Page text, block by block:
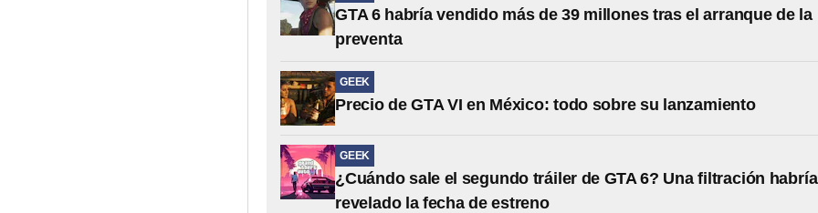
GTA 6 habría vendido más de 39 millones tras el arranque de la
preventa
GEEK
Precio de GTA VI en México: todo sobre su lanzamiento
GEEK
¿Cuándo sale el segundo tráiler de GTA 6? Una filtración habría
revelado la fecha de estreno